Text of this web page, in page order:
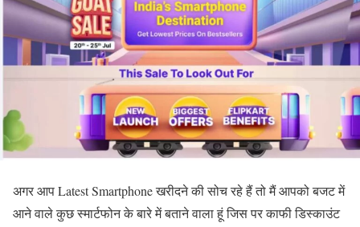
अगर आप Latest Smartphone खरीदने की सोच रहे हैं तो मैं आपको बजट में
आने वाले कुछ स्मार्टफोन के बारे में बताने वाला हूं जिस पर काफी डिस्काउंट